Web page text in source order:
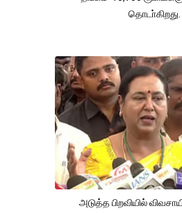
தொடா்கிறது.
அடுத்த பிறவியில்